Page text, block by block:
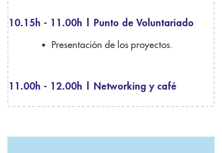
10.15h - 11.00h | Punto de Voluntariado
Presentación de los proyectos.
11.00h - 12.00h | Networking y café